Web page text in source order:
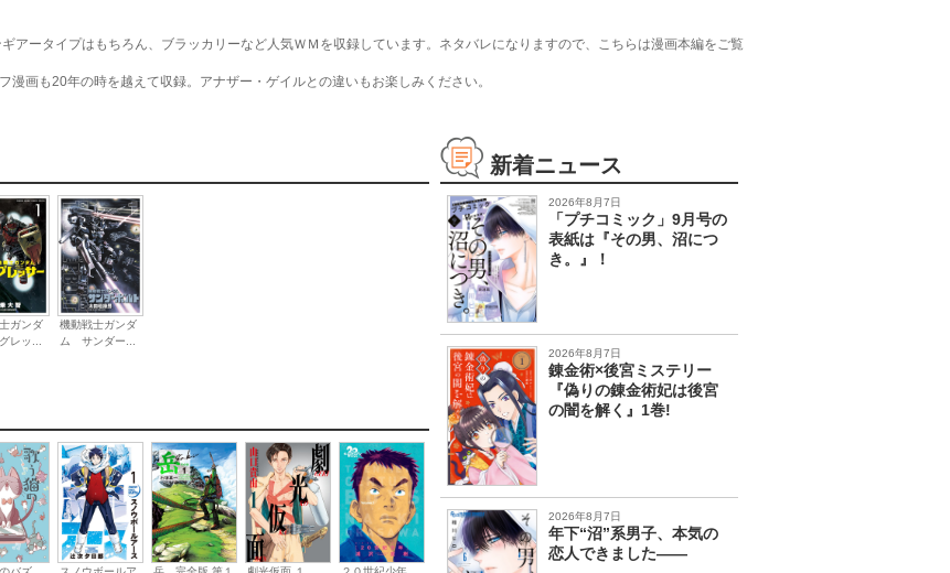
アータイプはもちろん、ブラッカリーなど人気ＷＭを収録しています。ネタバレになりますので、こちらは漫画本編をご覧
画も20年の時を越えて収録。アナザー・ゲイルとの違いもお楽しみください。
ガンダ
レッ...
機動戦士ガンダ
ム サンダー...
新着ニュース
2026年8月7日
「プチコミック」9月号の
表紙は『その男、沼につ
き。』！
2026年8月7日
錬金術×後宮ミステリー
『偽りの錬金術妃は後宮
の闇を解く』1巻!
2026年8月7日
年下“沼”系男子、本気の
恋人できました――